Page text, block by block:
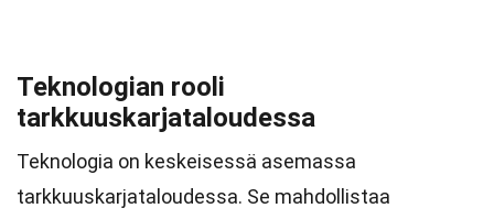
Teknologian rooli
tarkkuuskarjataloudessa
Teknologia on keskeisessä asemassa
tarkkuuskarjataloudessa. Se mahdollistaa